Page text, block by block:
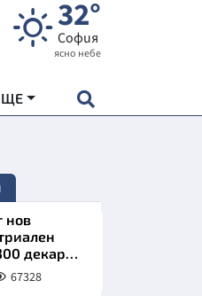
32°
София
ясно небе
нов
декара
67328